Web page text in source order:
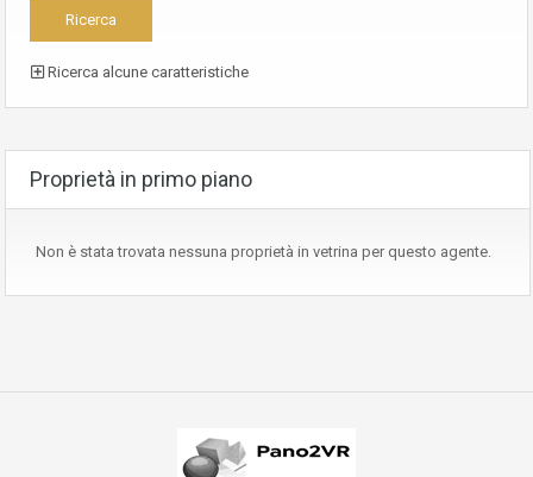
Ricerca alcune caratteristiche
Proprietà in primo piano
Non è stata trovata nessuna proprietà in vetrina per questo agente.